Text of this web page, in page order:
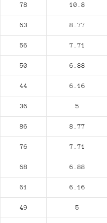
78 10.8
63 8.77
56 7.71
50 6.88
44 6.16
36 5
86 8.77
76 7.71
68 6.88
61 6.16
49 5